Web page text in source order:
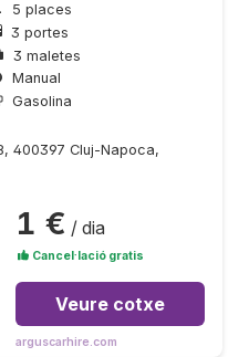
5 places
3 portes
3 maletes
Manual
Gasolina
400397 Cluj-Napoca,
1 € / dia
Cancel·lació gratis
Veure cotxe
arguscarhire.com